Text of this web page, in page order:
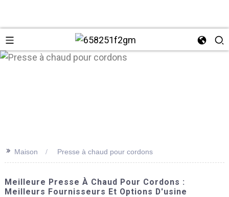
>> Maison Presse à chaud pour cordons
Meilleure Presse À Chaud Pour Cordons :
Meilleurs Fournisseurs Et Options D'usine